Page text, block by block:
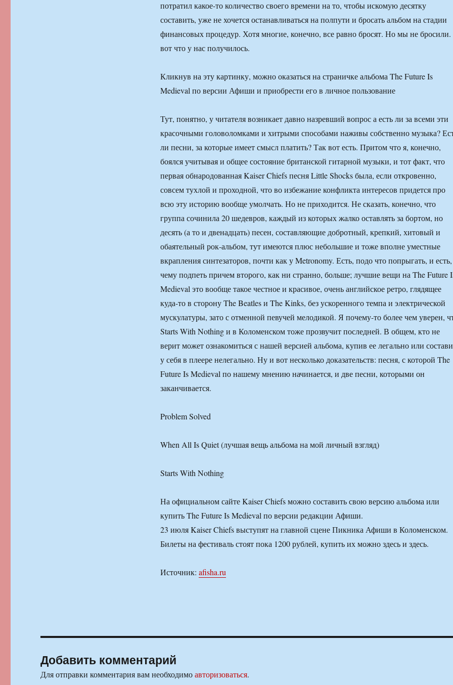
потратил какое-то количество своего времени на то, чтобы искомую десятку
составить, уже не хочется останавливаться на полпути и бросать альбом на стадии
финансовых процедур. Хотя многие, конечно, все равно бросят. Но мы не
вот что у нас получилось.
Кликнув на эту картинку, можно оказаться на страничке альбома The Future Is
Medieval по версии Афиши и приобрести его в личное пользование
Тут, понятно, у читателя возникает давно назревший вопрос а есть ли за всеми эти
красочными головоломками и хитрыми способами наживы собственно музыка?
ли песни, за которые имеет смысл платить? Так вот есть. Притом что я, конечно,
боялся учитывая и общее состояние британской гитарной музыки, и тот факт, что
первая обнародованная Kaiser Chiefs песня Little Shocks была, если откровенно,
совсем тухлой и проходной, что во избежание конфликта интересов придется про
всю эту историю вообще умолчать. Но не приходится. Не сказать, конечно, что
группа сочинила 20 шедевров, каждый из которых жалко оставлять за бортом, но
десять (а то и двенадцать) песен, составляющие добротный, крепкий, хитовый и
обаятельный рок-альбом, тут имеются плюс небольшие и тоже вполне уместные
вкрапления синтезаторов, почти как у Metronomy. Есть, подо что попрыгать, и есть,
чему подпеть причем второго, как ни странно, больше; лучшие вещи на The Future
Medieval это вообще такое честное и красивое, очень английское ретро, глядящее
куда-то в сторону The Beatles и The Kinks, без ускоренного темпа и электрической
мускулатуры, зато с отменной певучей мелодикой. Я почему-то более чем уверен,
Starts With Nothing и в Коломенском тоже прозвучит последней. В общем, кто не
верит может ознакомиться с нашей версией альбома, купив ее легально или
у себя в плеере нелегально. Ну и вот несколько доказательств: песня, с которой The
Future Is Medieval по нашему мнению начинается, и две песни, которыми он
заканчивается.
Problem Solved
When All Is Quiet (лучшая вещь альбома на мой личный взгляд)
Starts With Nothing
На официальном сайте Kaiser Chiefs можно составить свою версию альбома или
купить The Future Is Medieval по версии редакции Афиши.
23 июля Kaiser Chiefs выступят на главной сцене Пикника Афиши в Коломенском.
Билеты на фестиваль стоят пока 1200 рублей, купить их можно здесь и здесь.
Источник: afisha.ru
Добавить комментарий
Для отправки комментария вам необходимоавторизоваться.